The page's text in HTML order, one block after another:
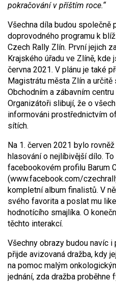
pokračování v příštím roce.“
Všechna díla budou společně
doprovodného programu k
Czech Rally Zlín. První jejich
Krajského úřadu ve Zlíně, kde
června 2021. V plánu je také
Magistrátu města Zlín a
Obchodním a zábavním
Organizátoři slibují, že o
informováni prostřednictvím
sítích.
Na 1. červen 2021 bylo
hlasování o nejlíbivější dílo.
facebookovém profilu Barum
(www.facebook.com/
kompletní album finalistů. V
svého favorita a poslat mu
hodnotícího smajlíka. O
těchto interakcí.
Všechny obrazy budou navíc i
přijde avizovaná dražba, kdy
na pomoc malým
jednání, zda dražba